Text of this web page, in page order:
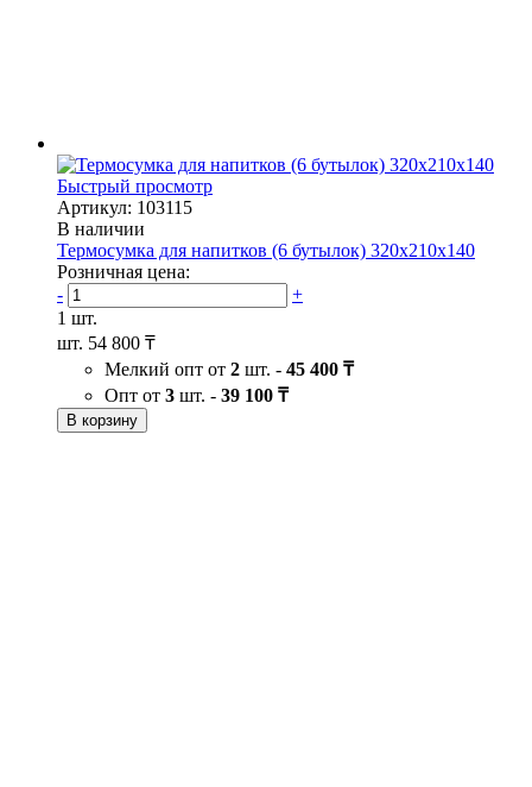
Быстрый просмотр
Артикул: 103115
В наличии
Термосумка для напитков (6 бутылок) 320х210х140
Розничная цена:
-
+
1 шт.
шт. 54 800 ₸
Мелкий опт от 2 шт. - 45 400 ₸
Опт от 3 шт. - 39 100 ₸
В корзину